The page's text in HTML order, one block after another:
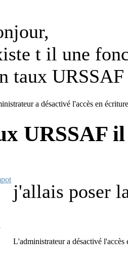
t il une
taux URSSAF
a désactivé l'accès en
URSSAF il
j'allais poser
L'administrateur a désactivé